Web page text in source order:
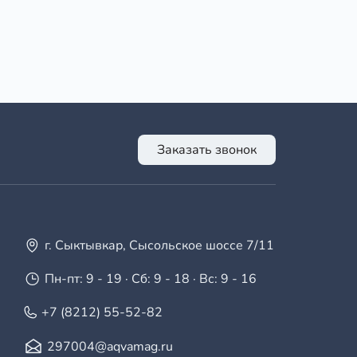
Заказать звонок
г. Сыктывкар, Сысольское шоссе 7/11
Пн-пт: 9 - 19 · Сб: 9 - 18 · Вс: 9 - 16
+7 (8212) 55-52-82
297004@aqvamag.ru